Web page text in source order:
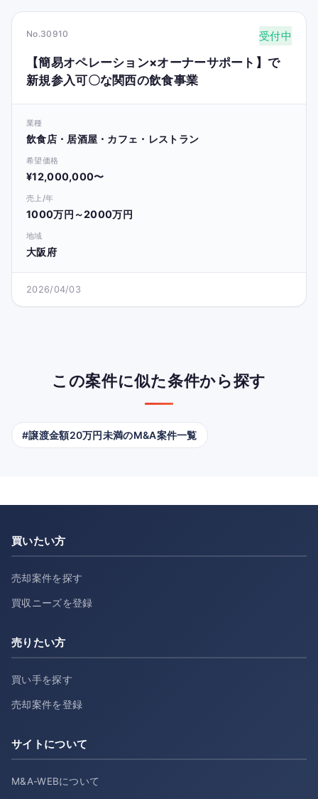
No.30910 受付中
【簡易オペレーション×オーナーサポート】で
新規参入可〇な関西の飲食事業
業種
飲食店・居酒屋・カフェ・レストラン
希望価格
¥12,000,000〜
売上/年
1000万円～2000万円
地域
大阪府
2026/04/03
この案件に似た条件から探す
#譲渡金額20万円未満のM&A案件一覧
買いたい方
売却案件を探す
買収ニーズを登録
売りたい方
買い手を探す
売却案件を登録
サイトについて
M&A-WEBについて